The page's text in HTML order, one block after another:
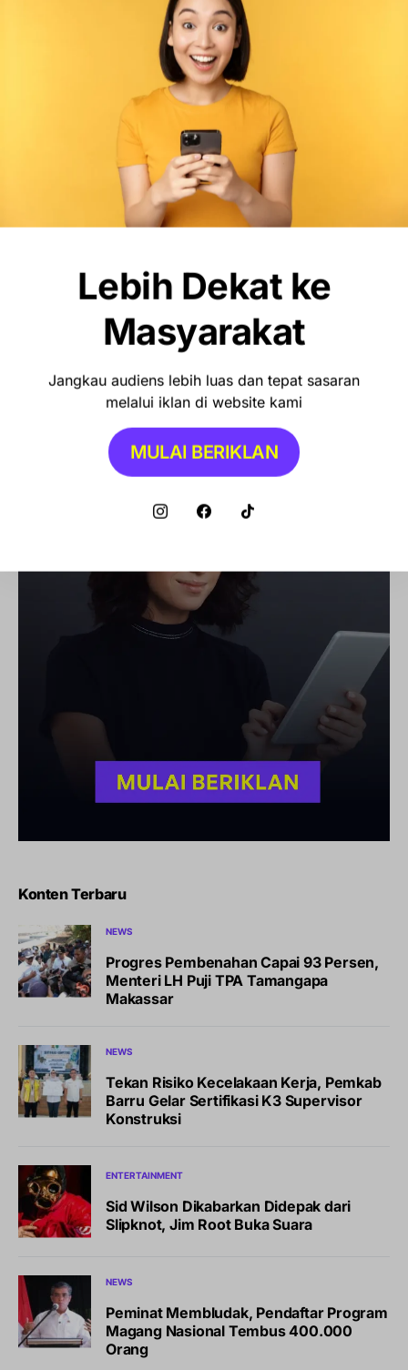
Debut Manis Mitchell Baker, Hattrick
Bawa Indonesia Gulung Kamboja 5-1
Konten Terbaru
NEWS
Progres Pembenahan Capai 93 Persen,
Menteri LH Puji TPA Tamangapa
Makassar
NEWS
Tekan Risiko Kecelakaan Kerja, Pemkab
Barru Gelar Sertifikasi K3 Supervisor
Konstruksi
ENTERTAINMENT
Sid Wilson Dikabarkan Didepak dari
Slipknot, Jim Root Buka Suara
NEWS
Peminat Membludak, Pendaftar Program
Magang Nasional Tembus 400.000
Orang
Lebih Dekat ke
Masyarakat
Jangkau audiens lebih luas dan tepat sasaran
melalui iklan di website kami
MULAI BERIKLAN